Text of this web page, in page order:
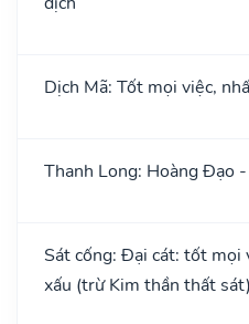
Dịch Mã: Tốt mọi việc,
Thanh Long: Hoàng Đạo
Sát cống: Đại cát: tốt mọi
xấu (trừ Kim thần thất sát)